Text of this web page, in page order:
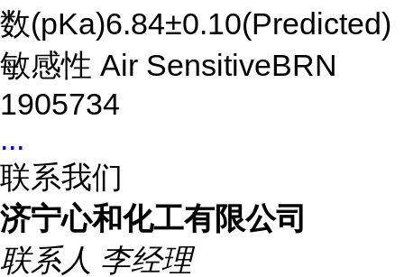
数(pKa)6.84±0.10(Predicted)
敏感性 Air SensitiveBRN
1905734
...
联系我们
济宁心和化工有限公司
联系人 李经理